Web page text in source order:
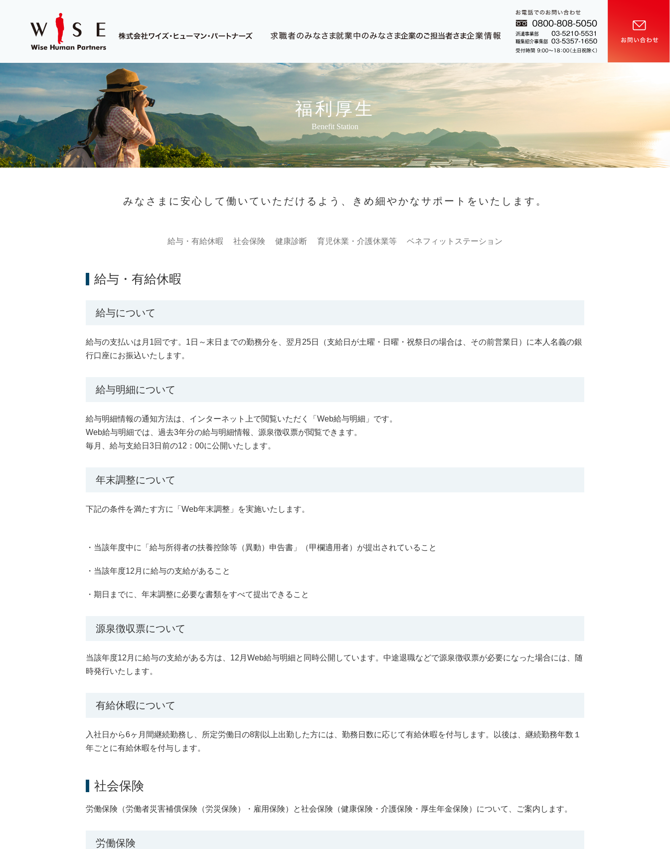
福利厚生
Benefit Station
みなさまに安心して働いていただけるよう、きめ細やかなサポートをいたします。
給与・有給休暇 社会保険 健康診断 育児休業・介護休業等 ベネフィットステーション
給与・有給休暇
給与について
給与の支払いは月1回です。1日～末日までの勤務分を、翌月25日（支給日が土曜・日曜・祝祭日の場合は、その前営業日）に本人名義の銀
行口座にお振込いたします。
給与明細について
給与明細情報の通知方法は、インターネット上で閲覧いただく「Web給与明細」です。
Web給与明細では、過去3年分の給与明細情報、源泉徴収票が閲覧できます。
毎月、給与支給日3日前の12：00に公開いたします。
年末調整について
下記の条件を満たす方に「Web年末調整」を実施いたします。
・当該年度中に「給与所得者の扶養控除等（異動）申告書」（甲欄適用者）が提出されていること
・当該年度12月に給与の支給があること
・期日までに、年末調整に必要な書類をすべて提出できること
源泉徴収票について
当該年度12月に給与の支給がある方は、12月Web給与明細と同時公開しています。中途退職などで源泉徴収票が必要になった場合には、随
時発行いたします。
有給休暇について
入社日から6ヶ月間継続勤務し、所定労働日の8割以上出勤した方には、勤務日数に応じて有給休暇を付与します。以後は、継続勤務年数１
年ごとに有給休暇を付与します。
社会保険
労働保険（労働者災害補償保険（労災保険）・雇用保険）と社会保険（健康保険・介護保険・厚生年金保険）について、ご案内します。
労働保険